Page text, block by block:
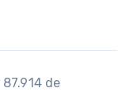
87.914 de